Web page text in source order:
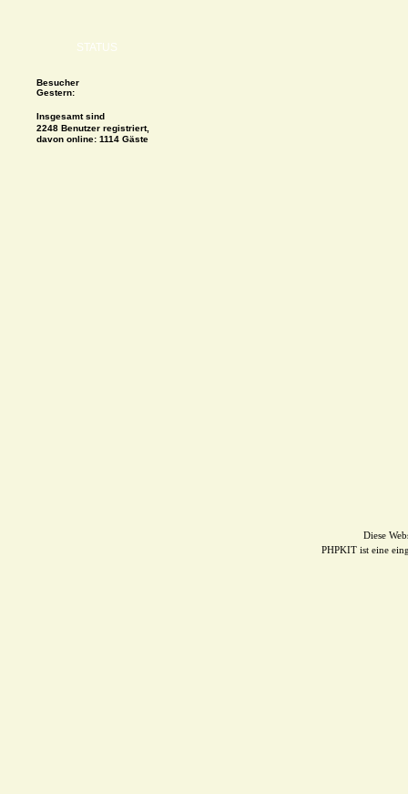
STATUS
Besucher
Gestern:
Insgesamt sind
2248 Benutzer registriert,
davon online: 1114 Gäste
Diese
PHPKIT ist eine